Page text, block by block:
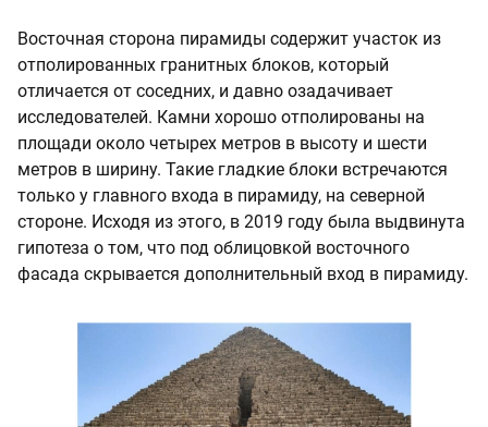
Восточная сторона пирамиды содержит участок из
отполированных гранитных блоков, который
отличается от соседних, и давно озадачивает
исследователей. Камни хорошо отполированы на
площади около четырех метров в высоту и шести
метров в ширину. Такие гладкие блоки встречаются
только у главного входа в пирамиду, на северной
стороне. Исходя из этого, в 2019 году была выдвинута
гипотеза о том, что под облицовкой восточного
фасада скрывается дополнительный вход в пирамиду.